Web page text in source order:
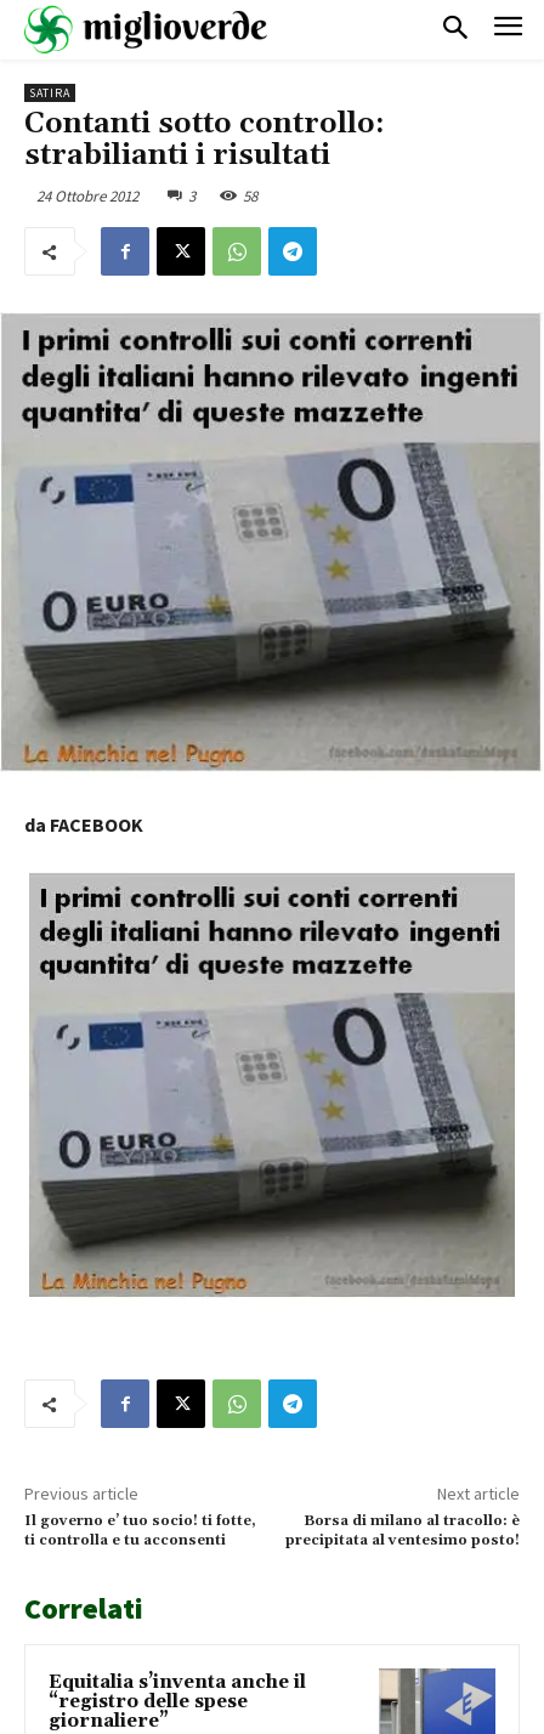
SATIRA
Contanti sotto controllo:
strabilianti i risultati
24 Ottobre 2012 3 58
da FACEBOOK
Previous article
Il governo e’ tuo socio! ti fotte,
ti controlla e tu acconsenti
Next article
Borsa di milano al tracollo: è
precipitata al ventesimo posto!
Correlati
Equitalia s’inventa anche il
“registro delle spese
giornaliere”